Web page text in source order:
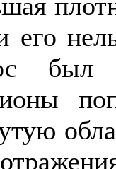
ионы